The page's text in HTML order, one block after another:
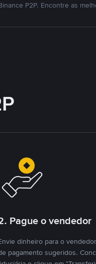
P2P. Encontre as
Pague o vendedor
dinheiro para o
pagamento sugeridos.